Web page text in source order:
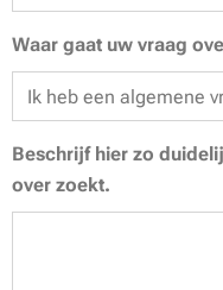
Waar gaat uw vraag
Beschrijf hier zo
over zoekt.